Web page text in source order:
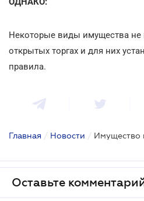
Некоторые виды имущества не
открытых торгах и для них
правила.
Главная / Новости / Имущество
Оставьте